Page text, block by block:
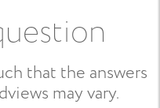
that the answers
may vary.